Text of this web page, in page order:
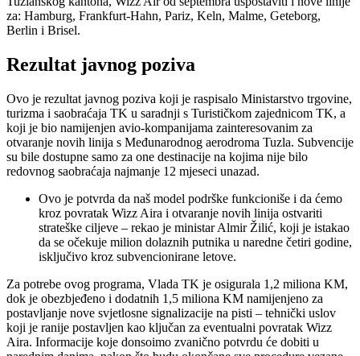
za: Hamburg, Frankfurt-Hahn, Pariz, Keln, Malme, Geteborg,
Berlin i Brisel.
Rezultat javnog poziva
Ovo je rezultat javnog poziva koji je raspisalo Ministarstvo trgovine,
turizma i saobraćaja TK u saradnji s Turističkom zajednicom TK, a
koji je bio namijenjen avio-kompanijama zainteresovanim za
otvaranje novih linija s Međunarodnog aerodroma Tuzla. Subvencije
su bile dostupne samo za one destinacije na kojima nije bilo
redovnog saobraćaja najmanje 12 mjeseci unazad.
Ovo je potvrda da naš model podrške funkcioniše i da ćemo
kroz povratak Wizz Aira i otvaranje novih linija ostvariti
strateške ciljeve – rekao je ministar Almir Žilić, koji je istakao
da se očekuje milion dolaznih putnika u naredne četiri godine,
isključivo kroz subvencionirane letove.
Za potrebe ovog programa, Vlada TK je osigurala 1,2 miliona KM,
dok je obezbjeđeno i dodatnih 1,5 miliona KM namijenjeno za
postavljanje nove svjetlosne signalizacije na pisti – tehnički uslov
koji je ranije postavljen kao ključan za eventualni povratak Wizz
Aira. Informacije koje donsoimo zvanično potvrdu će dobiti u